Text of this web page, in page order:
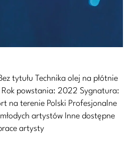
tytułu Technika olej na płótnie
Rok powstania: 2022 Sygnatura:
na terenie Polski Profesjonalne
artystów Inne dostępne
artysty